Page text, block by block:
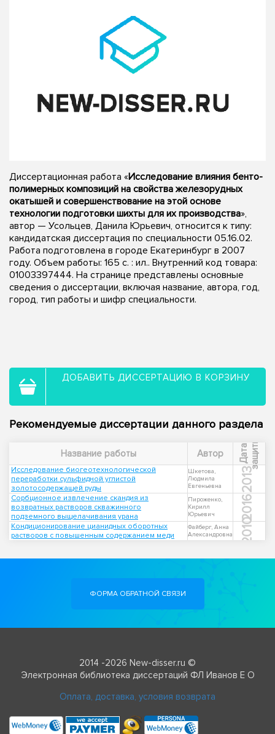
Диссертационная работа «Исследование влияния бенто-
полимерных композиций на свойства железорудных
окатышей и совершенствование на этой основе
технологии подготовки шихты для их производства»,
автор — Усольцев, Данила Юрьевич, относится к типу:
кандидатская диссертация по специальности 05.16.02.
Работа подготовлена в городе Екатеринбург в 2007
году. Объем работы: 165 с. : ил.. Внутренний код товара:
01003397444. На странице представлены основные
сведения о диссертации, включая название, автора, год,
город, тип работы и шифр специальности.
ДОБАВИТЬ ДИССЕРТАЦИЮ В КОРЗИНУ
Рекомендуемые диссертации данного раздела
Название работы Автор Д
а
т
а
з
а
щ
и
т ы
Исследование биогеотехнологической
переработки сульфидной углистой
золотосодержащей руды
Шкетова,
Людмила
Евгеньевна
2013
Сорбционное извлечение скандия из
возвратных растворов скважинного
подземного выщелачивания урана
Пироженко,
Кирилл
Юрьевич
2016
Кондиционирование цианидных оборотных
растворов с повышенным содержанием меди
Файберг, Анна
Александровна
2010
ФОРМА ОБРАТНОЙ СВЯЗИ
2014 -2026 New-disser.ru ©
Электронная библиотека диссертаций ФЛ Иванов Е О
Оплата, доставка, условия возврата